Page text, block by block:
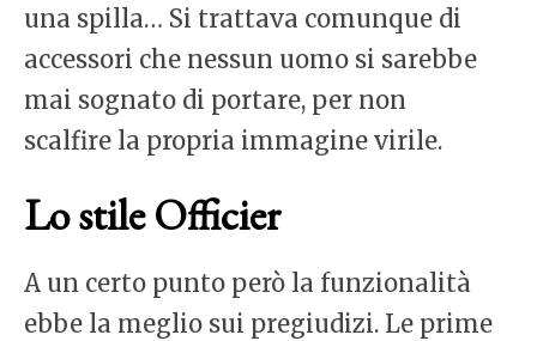
una spilla… Si trattava comunque di
accessori che nessun uomo si sarebbe
mai sognato di portare, per non
scalfire la propria immagine virile.
Lo stile Officier
A un certo punto però la funzionalità
ebbe la meglio sui pregiudizi. Le prime